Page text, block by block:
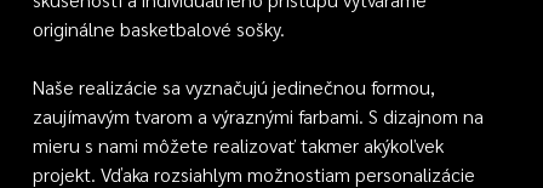
originálne basketbalové sošky.
Naše realizácie sa vyznačujú jedinečnou formou,
zaujímavým tvarom a výraznými farbami. S dizajnom na
mieru s nami môžete realizovať takmer akýkoľvek
projekt. Vďaka rozsiahlym možnostiam personalizácie